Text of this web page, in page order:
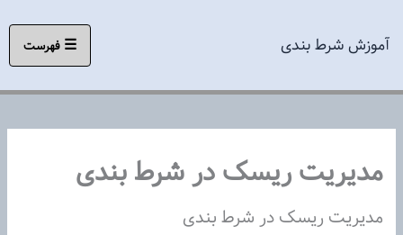
محتواآموزش شرط بندی ☰ فهرست
مدیریت ریسک در شرط بندی
مدیریت ریسک در شرط بندی